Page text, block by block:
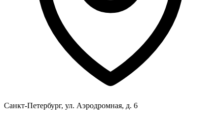
Санкт-Петербург, ул. Аэродромная, д. 6